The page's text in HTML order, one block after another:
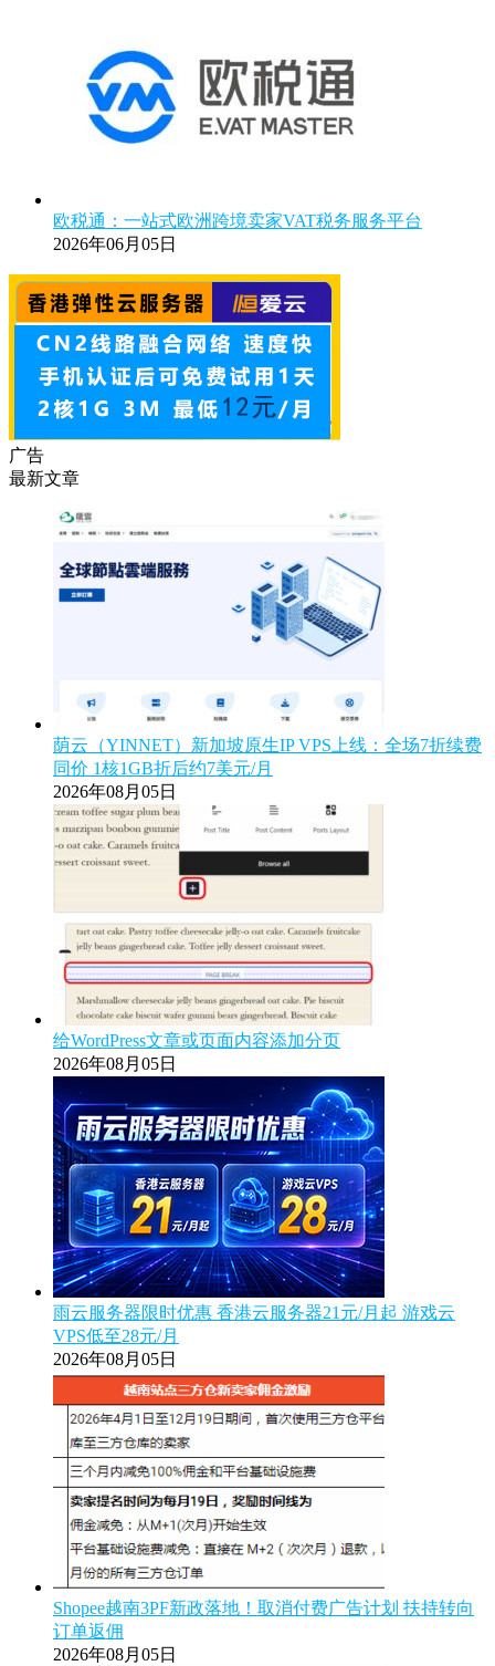
欧税通：一站式欧洲跨境卖家VAT税务服务平台
2026年06月05日
广告
最新文章
荫云（YINNET）新加坡原生IP VPS上线：全场7折续费
同价 1核1GB折后约7美元/月
2026年08月05日
给WordPress文章或页面内容添加分页
2026年08月05日
雨云服务器限时优惠 香港云服务器21元/月起 游戏云
VPS低至28元/月
2026年08月05日
Shopee越南3PF新政落地！取消付费广告计划 扶持转向
订单返佣
2026年08月05日